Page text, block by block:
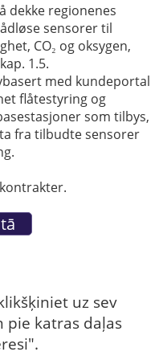
dekke regionenes
sensorer til
CO₂ og oksygen,
1.5.
med kundeportal
flåtestyring og
som tilbys,
fra tilbudte sensorer
uz sev
pie katras daļas